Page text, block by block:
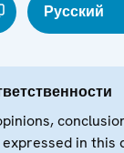
Русский
in this